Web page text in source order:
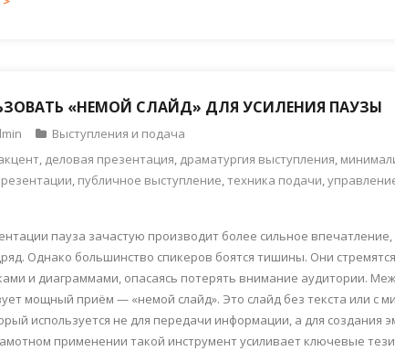
«НЕМОЙ СЛАЙД» ДЛЯ УСИЛЕНИЯ ПАУЗЫ
Выступления и подача
, деловая презентация, драматургия выступления,
, публичное выступление,техника подачи,
пауза зачастую производит более сильное
Однако большинство спикеров боятся тишины. Они
и диаграммами, опасаясь потерять внимание аудитории.
мощный приём — «немой слайд». Это слайд без текста или с
используется не для передачи информации, а для создания
применении такой инструмент усиливает ключевые